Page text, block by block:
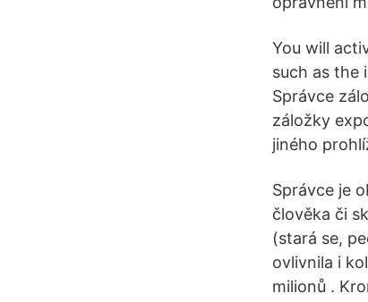
You will
such as the
Správce
záložky
jiného
Správce je
člověka či
(stará se,
ovlivnila i
milionů .